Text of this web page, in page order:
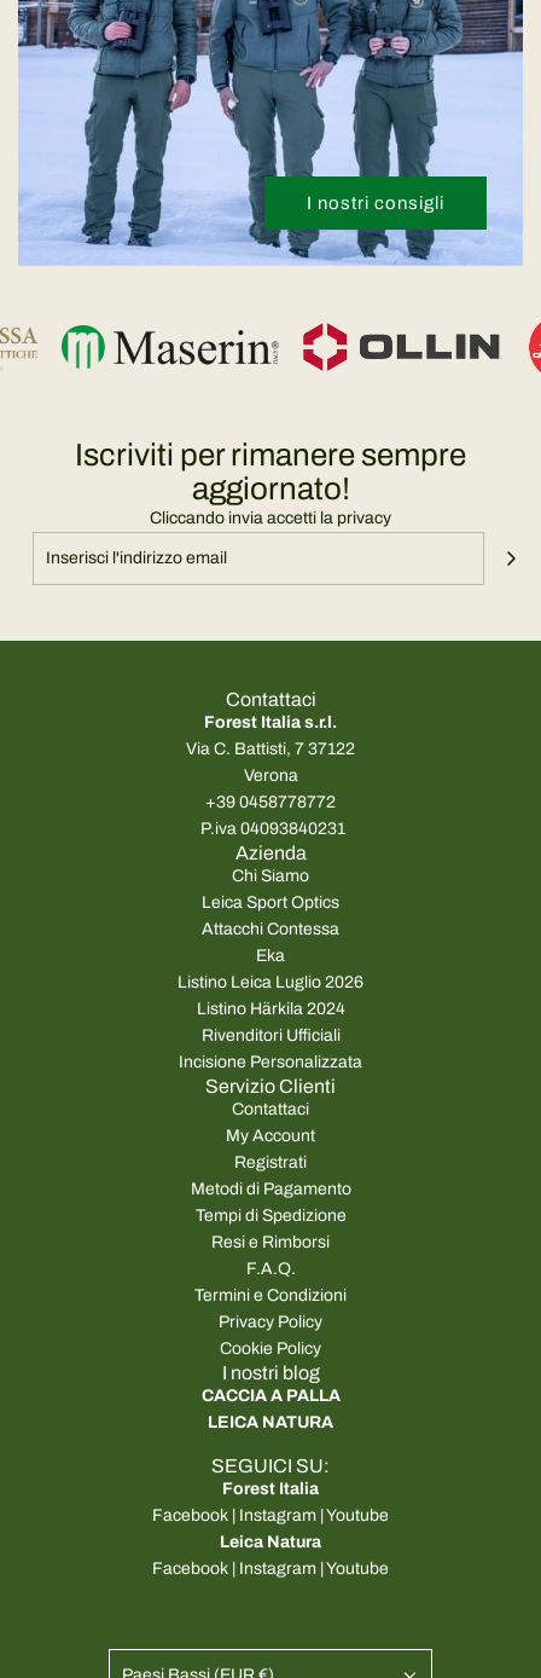
I nostri consigli
Iscriviti per rimanere sempre
aggiornato!
Cliccando invia accetti la privacy
Contattaci
Forest Italia s.r.l.
Via C. Battisti, 7 37122
Verona
+39 0458778772
P.iva 04093840231
Azienda
Chi Siamo
Leica Sport Optics
Attacchi Contessa
Eka
Listino Leica Luglio 2026
Listino Härkila 2024
Rivenditori Ufficiali
Incisione Personalizzata
Servizio Clienti
Contattaci
My Account
Registrati
Metodi di Pagamento
Tempi di Spedizione
Resi e Rimborsi
F.A.Q.
Termini e Condizioni
Privacy Policy
Cookie Policy
I nostri blog
CACCIA A PALLA
LEICA NATURA
SEGUICI SU:
Forest Italia
Facebook | Instagram |Youtube
Leica Natura
Facebook | Instagram |Youtube
Paesi Bassi (EUR €)